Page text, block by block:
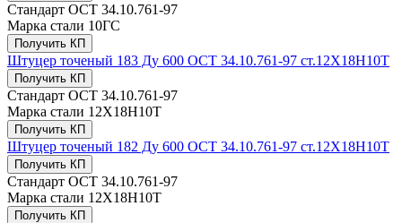
Стандарт ОСТ 34.10.761-97
Марка стали 10ГС
Получить КП
Штуцер точеный 183 Ду 600 ОСТ 34.10.761-97 ст.12Х18Н10Т
Получить КП
Стандарт ОСТ 34.10.761-97
Марка стали 12Х18Н10Т
Получить КП
Штуцер точеный 182 Ду 600 ОСТ 34.10.761-97 ст.12Х18Н10Т
Получить КП
Стандарт ОСТ 34.10.761-97
Марка стали 12Х18Н10Т
Получить КП